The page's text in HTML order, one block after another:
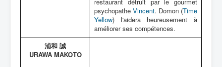
psychopathe Vincent. Domon (Time
Yellow) l'aidera heureusement à
améliorer ses compétences.
浦和 誠
URAWA MAKOTO